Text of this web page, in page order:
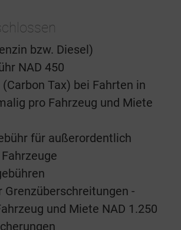
bzw. Diesel)
NAD 450
Tax) bei Fahrten in
pro Fahrzeug und Miete
für außerordentlich
Grenzüberschreitungen -
und Miete NAD 1.250